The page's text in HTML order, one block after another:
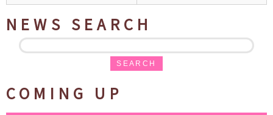
NEWS SEARCH
SEARCH
COMING UP